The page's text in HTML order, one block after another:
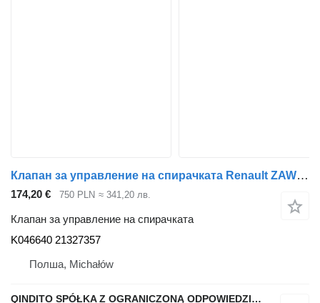
Клапан за управление на спирачката Renault ZAWÓR GŁÓWNY HAMULCA K046640 RENAULT GAMA T K046640 21327357 за влекач Renault GAMA T
174,20 € 750 PLN ≈ 341,20 лв.
Клапан за управление на спирачката
K046640 21327357
Полша, Michałów
QINDITO SPÓŁKA Z OGRANICZONĄ ODPOWIEDZIALNOŚCIĄ